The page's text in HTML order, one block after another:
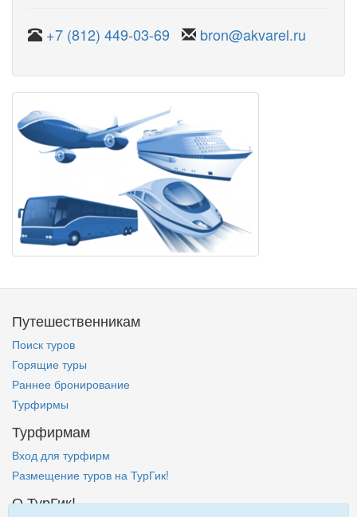
+7 (812) 449-03-69 bron@akvarel.ru
Путешественникам
Поиск туров
Горящие туры
Раннее бронирование
Турфирмы
Турфирмам
Вход для турфирм
Размещение туров на ТурГик!
О ТурГик!